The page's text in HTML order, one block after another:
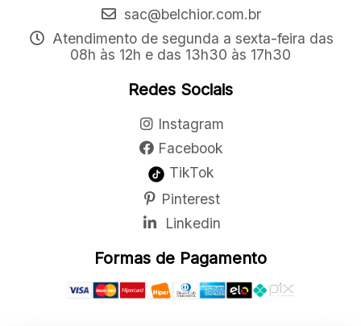
sac@belchior.com.br
Atendimento de segunda a sexta-feira das
08h às 12h e das 13h30 às 17h30
Redes Sociais
Instagram
Facebook
TikTok
Pinterest
Linkedin
Formas de Pagamento